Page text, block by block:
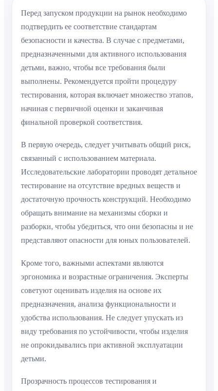
Перед запуском продукции на рынок необходимо
подтвердить ее соответствие стандартам
безопасности и качества. В случае с предметами,
предназначенными для активного использования
детьми, важно, чтобы все требования были
выполнены. Рекомендуется пройти процедуру
тестирования, которая включает множество этапов,
начиная с первичной оценки и заканчивая
финальной проверкой соответствия.
В первую очередь, следует учитывать общий риск,
связанный с использованием материала.
Исследовательские лаборатории проводят детальное
тестирование на отсутствие вредных веществ и
достаточную прочность конструкций. Необходимо
обращать внимание на механизмы сборки и
разборки, чтобы убедиться, что они безопасны и не
представляют опасности для юных пользователей.
Кроме того, важными аспектами являются
эргономика и возрастные ограничения. Эксперты
советуют оценивать изделия на основе их
предназначения, анализа функциональности и
удобства использования. Не следует упускать из
виду требования по устойчивости, чтобы изделия
не опрокидывались при активной эксплуатации
детьми.
Прозрачность процессов тестирования и